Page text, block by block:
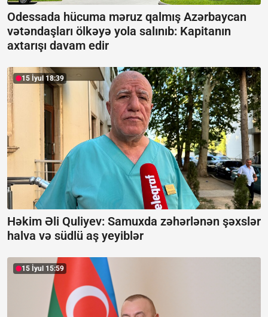
Odessada hücuma məruz qalmış Azərbaycan
vətəndaşları ölkəyə yola salınıb: Kapitanın
axtarışı davam edir
15 İyul 18:39
Həkim Əli Quliyev: Samuxda zəhərlənən şəxslər
halva və südlü aş yeyiblər
15 İyul 15:59